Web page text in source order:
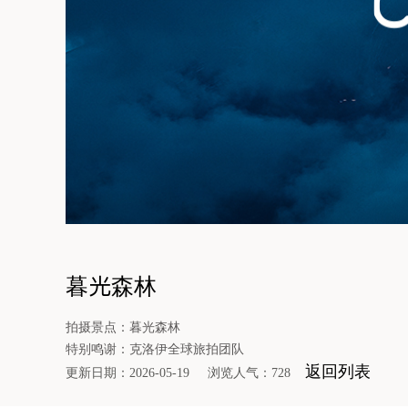
暮光森林
拍摄景点：暮光森林
特别鸣谢：克洛伊全球旅拍团队
更新日期：2026-05-19 浏览人气：728 返回列表